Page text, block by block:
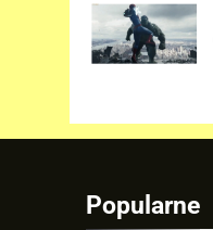
Popularne
8